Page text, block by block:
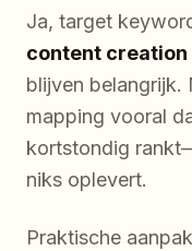
Ja, target
content creation
blijven
mapping vooral
kortstondig
niks oplevert.
Praktische